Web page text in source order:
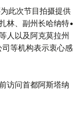
此次节目拍摄提供
林、副州长哈纳特•
人以及阿克莫拉州
等机构表示衷心感
访问首都阿斯塔纳